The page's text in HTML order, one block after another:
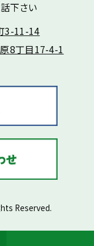
下さい
3-11-14
8丁目17-4-1
Reserved.